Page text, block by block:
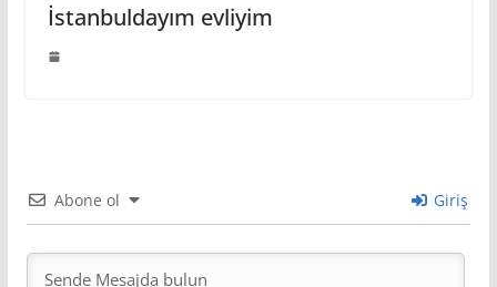
İstanbuldayım evliyim
Abone ol Giriş